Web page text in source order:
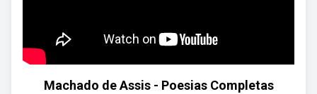
Machado de Assis - Poesias Completas